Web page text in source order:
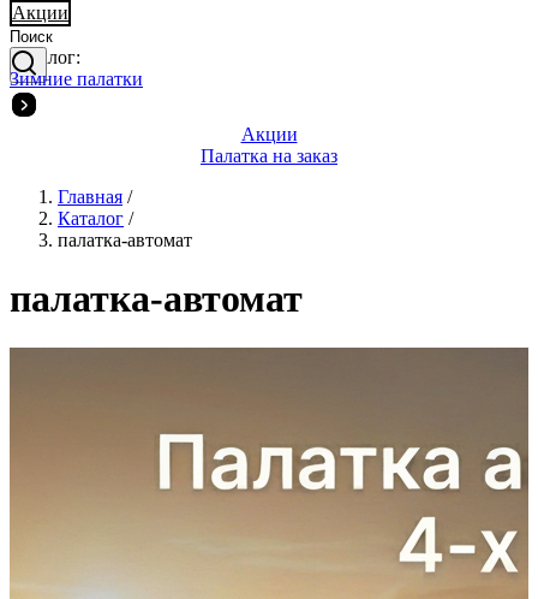
Акции
Каталог:
Зимние палатки
Акции
Палатка на заказ
Главная /
Каталог /
палатка-автомат
палатка-автомат